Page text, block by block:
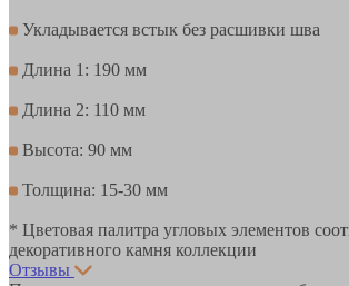
Укладывается встык без расшивки шва
Длина 1: 190 мм
Длина 2: 110 мм
Высота: 90 мм
Толщина: 15-30 мм
* Цветовая палитра угловых элементов
декоративного камня коллекции
Отзывы